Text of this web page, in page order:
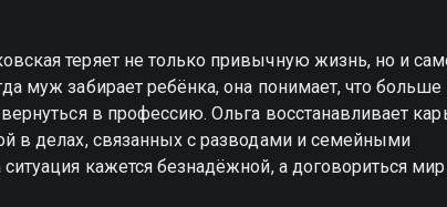
теряет не только привычную жизнь, но и
муж забирает ребёнка, она понимает, что больше
в профессию. Ольга восстанавливает
в делах, связанных с разводами и семейными
кажется безнадёжной, а договориться
решения и старается сделать всё, чтобы не